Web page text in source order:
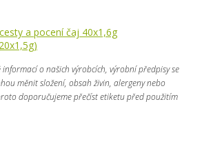
a pocení čaj 40x1,6g
o našich výrobcích, výrobní předpisy se
měnit složení, obsah živin, alergeny nebo
doporučujeme přečíst etiketu před použitím